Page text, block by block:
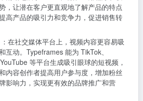
，让潜在客户更直观地了解产品的特点
高产品的吸引力和竞争力，促进销售转
：在社交媒体平台上，视频内容更容易吸
互动。Typeframes 能为 TikTok、
等平台生成吸引眼球的短视频，
内容创作者提高用户参与度，增加粉丝
影响力，实现更有效的品牌推广和营